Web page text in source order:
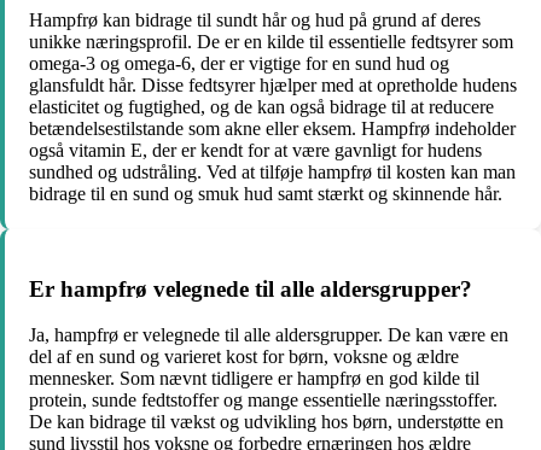
Hampfrø kan bidrage til sundt hår og hud på grund af deres
unikke næringsprofil. De er en kilde til essentielle fedtsyrer som
omega-3 og omega-6, der er vigtige for en sund hud og
glansfuldt hår. Disse fedtsyrer hjælper med at opretholde hudens
elasticitet og fugtighed, og de kan også bidrage til at reducere
betændelsestilstande som akne eller eksem. Hampfrø indeholder
også vitamin E, der er kendt for at være gavnligt for hudens
sundhed og udstråling. Ved at tilføje hampfrø til kosten kan man
bidrage til en sund og smuk hud samt stærkt og skinnende hår.
Er hampfrø velegnede til alle aldersgrupper?
Ja, hampfrø er velegnede til alle aldersgrupper. De kan være en
del af en sund og varieret kost for børn, voksne og ældre
mennesker. Som nævnt tidligere er hampfrø en god kilde til
protein, sunde fedtstoffer og mange essentielle næringsstoffer.
De kan bidrage til vækst og udvikling hos børn, understøtte en
sund livsstil hos voksne og forbedre ernæringen hos ældre